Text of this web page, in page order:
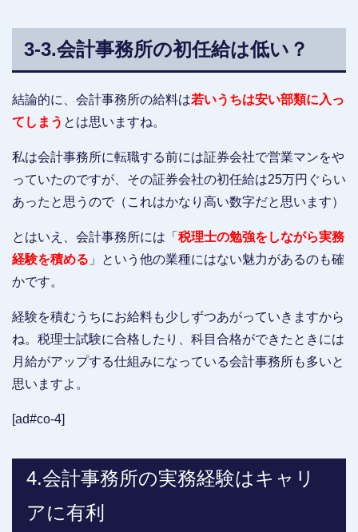
3-3.会計事務所の初任給は低い？
結論的に、会計事務所の給料は若いうちは安い部類に入っ
てしまう とは思いますね。
私は会計事務所に転職する前には証券会社で営業マンをや
っていたのですが、その証券会社の初任給は25万円ぐらい
あったと思うので（これはかなり高い数字だと思います）
とはいえ、会計事務所には「 税理士の勉強をしながら実務
経験を積める 」という他の業種にはない魅力があるのも確
かです。
経験を積むうちにお給料も少しずつあがっていきますから
ね。税理士試験に合格したり、科目合格ができたときには
月給がアップする仕組みになっている会計事務所も多いと
思いますよ。
[ad#co-4]
4.会計事務所の実務経験はキャリ
アに有利